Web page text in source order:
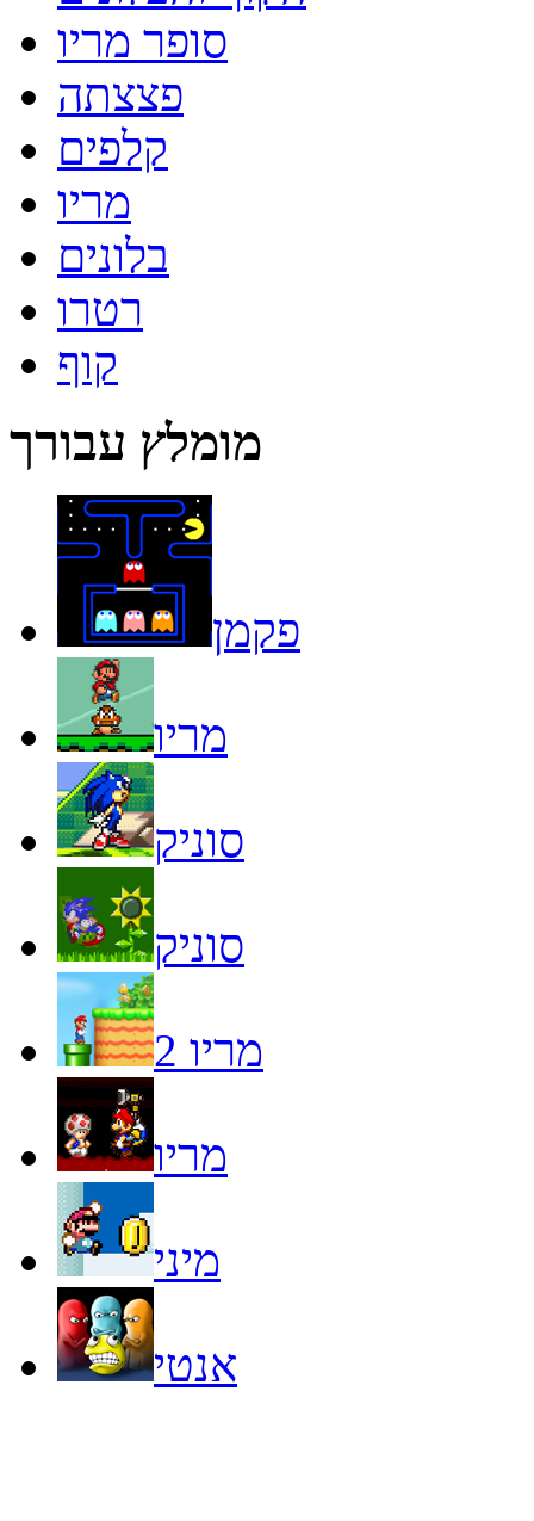
סופר מריו
פצצתה
קלפים
מריו
בלונים
רטרו
קוף
מומלץ עבורך
פקמן
מריו
סוניק
סוניק
מריו 2
מריו
מיני
אנטי